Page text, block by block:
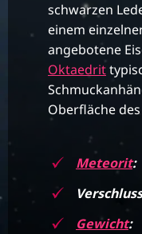
schwarzen
einem
angebotene
Oktaedrit
Oberfläche
Meteorit:
Gewicht: